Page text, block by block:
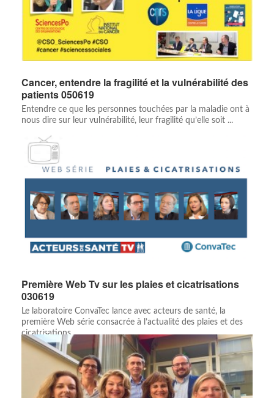
Cancer, entendre la fragilité et la vulnérabilité des
patients 050619
Entendre ce que les personnes touchées par la maladie ont à
nous dire sur leur vulnérabilité, leur fragilité qu’elle soit ...
Première Web Tv sur les plaies et cicatrisations
030619
Le laboratoire ConvaTec lance avec acteurs de santé, la
première Web série consacrée à l’actualité des plaies et des
cicatrisations....